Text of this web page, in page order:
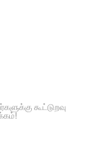
கூட்டுறவு